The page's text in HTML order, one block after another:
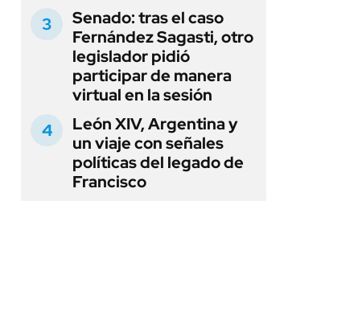
Senado: tras el caso
Fernández Sagasti, otro
legislador pidió
participar de manera
virtual en la sesión
León XIV, Argentina y
un viaje con señales
políticas del legado de
Francisco